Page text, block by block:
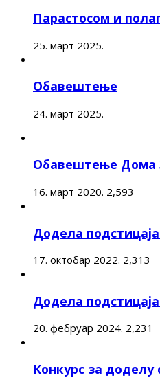
Парастосом и
25. март 2025.
Обавештење
24. март 2025.
Обавештење Дома
16. март 2020. 2,593
Додела
17. октобар 2022. 2,313
Додела
20. фебруар 2024. 2,231
Конкурс за